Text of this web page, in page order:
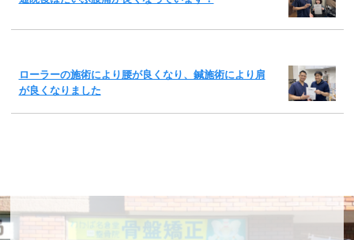
ローラーの施術により腰が良くなり、鍼施術により肩
が良くなりました